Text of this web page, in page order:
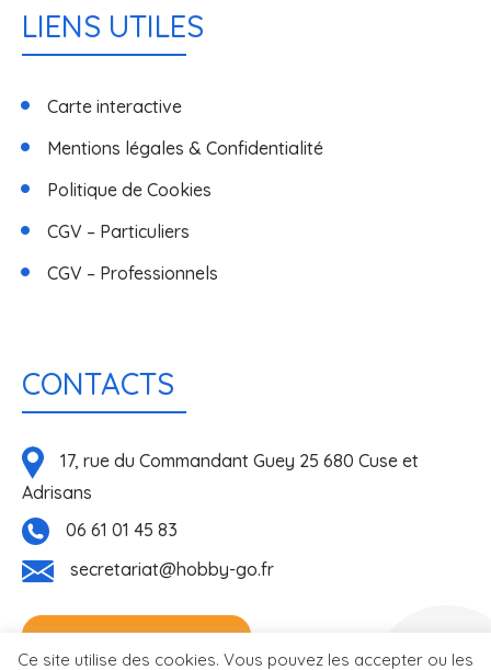
LIENS UTILES
Carte interactive
Mentions légales & Confidentialité
Politique de Cookies
CGV – Particuliers
CGV – Professionnels
CONTACTS
17, rue du Commandant Guey 25 680 Cuse et
Adrisans
06 61 01 45 83
secretariat@hobby-go.fr
NOUS CONTACTER
par l'agence
Ce site utilise des cookies. Vous pouvez les accepter ou les